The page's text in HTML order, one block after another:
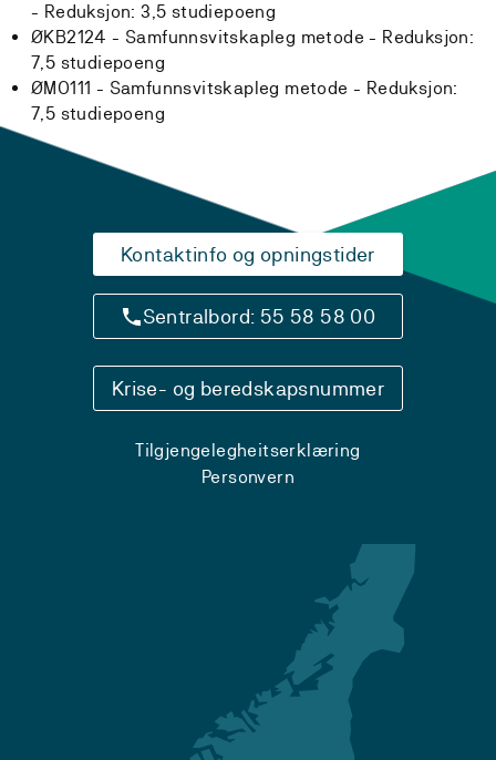
- Reduksjon: 3,5 studiepoeng
ØKB2124 - Samfunnsvitskapleg metode - Reduksjon:
7,5 studiepoeng
ØMO111 - Samfunnsvitskapleg metode - Reduksjon:
7,5 studiepoeng
Kontaktinfo og opningstider
Sentralbord: 55 58 58 00
Krise- og beredskapsnummer
Tilgjengelegheitserklæring
Personvern